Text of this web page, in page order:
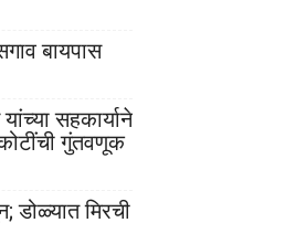
बायपास
सहकार्याने
गुंतवणूक
डोळ्यात मिरची